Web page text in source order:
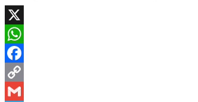
X
WhatsApp
Facebook
Copy